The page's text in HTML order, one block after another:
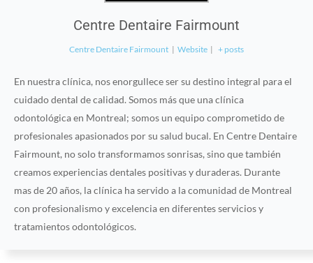
Centre Dentaire Fairmount
Centre Dentaire Fairmount | Website | + posts
En nuestra clínica, nos enorgullece ser su destino integral para el
cuidado dental de calidad. Somos más que una clínica
odontológica en Montreal; somos un equipo comprometido de
profesionales apasionados por su salud bucal. En Centre Dentaire
Fairmount, no solo transformamos sonrisas, sino que también
creamos experiencias dentales positivas y duraderas. Durante
mas de 20 años, la clínica ha servido a la comunidad de Montreal
con profesionalismo y excelencia en diferentes servicios y
tratamientos odontológicos.